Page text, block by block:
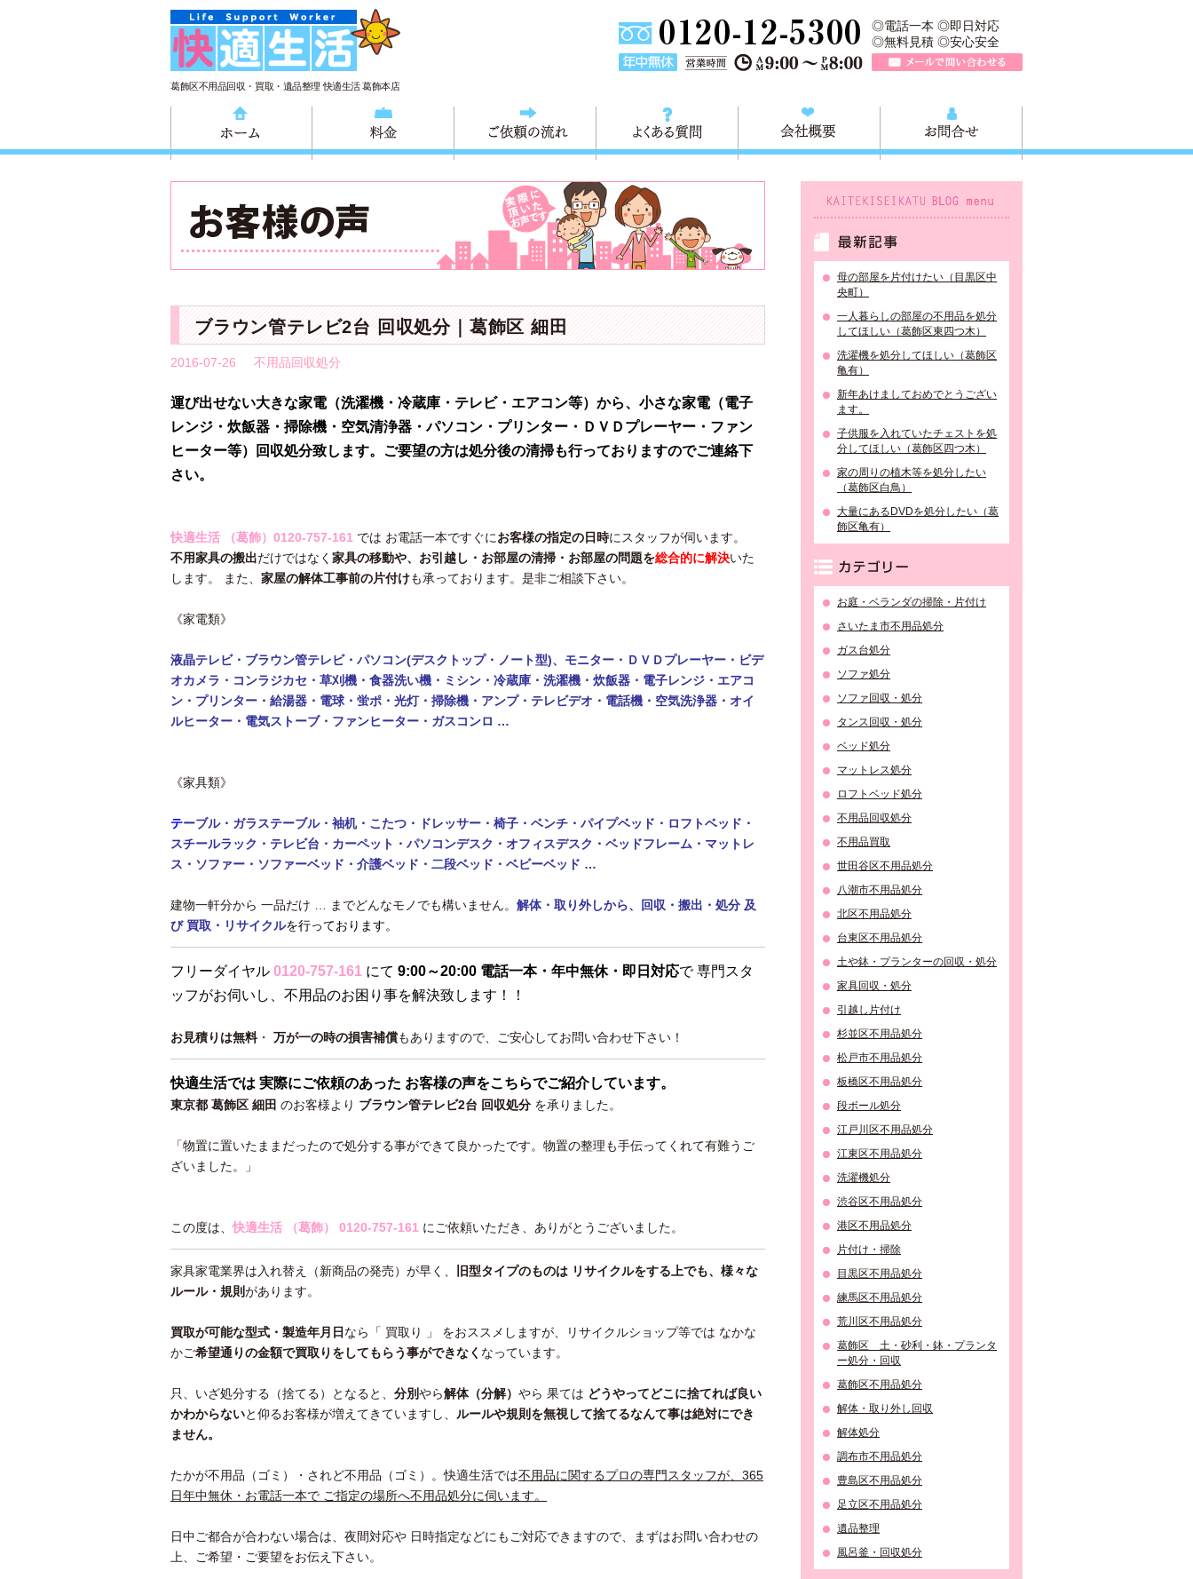
葛飾区不用品回収・買取・遺品整理 快適生活 葛飾本店
TEL 0120-757-161（年中無休）営業時間AM9:00～
◎電話一本 ◎即日対応
◎無料見積 ◎安心安全
ご依頼の流れ よくある質問
ブラウン管テレビ2台 回収処分｜葛飾区 細田
2016-07-26 不用品回収処分
運び出せない大きな家電（洗濯機・冷蔵庫・テレビ・エアコン等）から、小さな家電（電子
レンジ・炊飯器・掃除機・空気清浄器・パソコン・プリンター・ＤＶＤプレーヤー・ファン
ヒーター等）回収処分致します。ご要望の方は処分後の清掃も行っておりますのでご連絡下
さい。
快適生活 （葛飾） 0120-757-161 では お電話一本ですぐにお客様の指定の日時にスタッフが伺います。
不用家具の搬出だけではなく 家具の移動や、 お引越し・ お部屋の清掃・ お部屋の問題を総合的に解決いた
します。 また、 家屋の解体工事前の片付けも承っております。是非ご相談下さい。
《家電類》
液晶テレビ・ブラウン管テレビ・パソコン(デスクトップ・ノート型)、モニター・ ＤＶＤプレーヤー・ビデ
オカメラ・コンラジカセ・草刈機・食器洗い機・ミシン・ 冷蔵庫・洗濯機・炊飯器・電子レンジ・エアコ
ン・ プリンター・給湯器・電球・蛍ポ・光灯・掃除機・アンプ・テレビデオ・電話機・ 空気洗浄器・オイ
ルヒーター・電気ストーブ・ファンヒーター・ガスコンロ …
《家具類》
テーブル・ ガラステーブル・袖机・こたつ・ドレッサー・椅子・ベンチ・パイプベッド・ロフトベッド・
スチールラック・テレビ台・カーペット・パソコンデスク・オフィスデスク・ベッドフレーム・マットレ
ス・ソファー・ソファーベッド・介護ベッド・二段ベッド・ ベビーベッド …
建物一軒分から 一品だけ … までどんなモノでも構いません。 解体・取り外しから、回収・搬出・処分 及
び 買取・リサイクルを行っております。
フリーダイヤル 0120-757-161 にて 9:00～20:00 電話一本・年中無休・即日対応で 専門スタ
ッフがお伺いし、不用品のお困り事を解決致します！！
お見積りは無料・ 万が一の時の損害補償もありますので、ご安心してお問い合わせ下さい！
快適生活では 実際にご依頼のあった お客様の声をこちらでご紹介しています。
東京都 葛飾区 細田 のお客様より ブラウン管テレビ2台 回収処分 を承りました。
「物置に置いたままだったので処分する事ができて良かったです。物置の整理も手伝ってくれて有難うご
ざいました。」
この度は、快適生活 （葛飾） 0120-757-161 にご依頼いただき、ありがとうございました。
家具家電業界は入れ替え（新商品の発売）が早く、
旧型タイプのものは リサイクルをする上でも、様々な
ルール・規則があります。
買取が可能な型式・製造年月日 なら「 買取り 」 をおススメしますが、リサイクルショップ等では なかな
かご希望通りの金額で買取りをしてもらう事ができなく なっています。
只、いざ処分する（捨てる）となると、 分別やら解体（分解） やら 果ては どうやってどこに捨てれば良い
かわからないと仰るお客様が増えてきていますし、 ルールや規則を無視して捨てるなんて事は絶対にでき
ません。
たかが不用品（ゴミ）・されど不用品（ゴミ）。快適生活では不用品に関するプロの専門スタッフが、365
日年中無休・お電話一本で ご指定の場所へ不用品処分に伺います。
日中ご都合が合わない場合は、夜間対応や 日時指定などにもご対応できますので、まずはお問い合わせの
上、ご希望・ご要望をお伝え下さい。
母の部屋を片付けたい（目黒区中
央町）
一人暮らしの部屋の不用品を処分
してほしい（葛飾区東四つ木）
洗濯機を処分してほしい（葛飾区
亀有）
新年あけましておめでとうござい
ます。
子供服を入れていたチェストを処
分してほしい（葛飾区四つ木）
家の周りの植木等を処分したい
（葛飾区白鳥）
大量にあるDVDを処分したい（葛
飾区亀有）
お庭・ベランダの掃除・片付け
さいたま市不用品処分
ガス台処分
ソファ処分
ソファ回収・処分
タンス回収・処分
ベッド処分
マットレス処分
ロフトベッド処分
不用品回収処分
不用品買取
世田谷区不用品処分
八潮市不用品処分
北区不用品処分
台東区不用品処分
土や鉢・プランターの回収・処分
家具回収・処分
引越し片付け
杉並区不用品処分
松戸市不用品処分
板橋区不用品処分
段ボール処分
江戸川区不用品処分
江東区不用品処分
洗濯機処分
渋谷区不用品処分
港区不用品処分
片付け・掃除
目黒区不用品処分
練馬区不用品処分
荒川区不用品処分
葛飾区 土・砂利・鉢・プランタ
ー処分・回収
葛飾区不用品処分
解体・取り外し回収
解体処分
調布市不用品処分
豊島区不用品処分
足立区不用品処分
遺品整理
風呂釜・回収処分